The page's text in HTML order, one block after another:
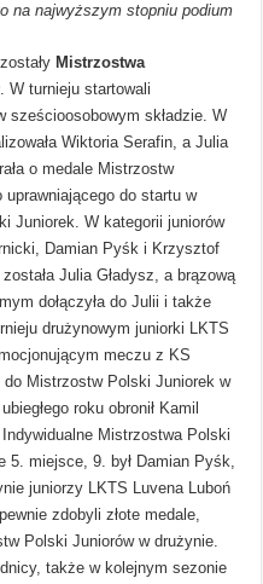
na najwyższym stopniu podium
Mistrzostwa
. W turnieju startowali
sześcioosobowym składzie. W
Wiktoria Serafin, a Julia
o medale Mistrzostw
do startu w
Juniorek. W kategorii juniorów
Damian Pyśk i Krzysztof
Julia Gładysz, a brązową
dołączyła do Julii i także
drużynowym juniorki LKTS
meczu z KS
do Mistrzostw Polski Juniorek w
roku obronił Kamil
Mistrzostwa Polski
5. miejsce, 9. był Damian Pyśk,
juniorzy LKTS Luvena Luboń
zdobyli złote medale,
Polski Juniorów w drużynie.
także w kolejnym sezonie